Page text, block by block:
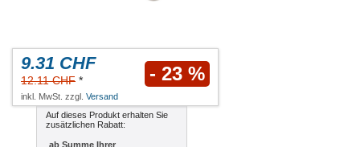
9.31 CHF
12.11 CHF * - 23 %
inkl. MwSt. zzgl. Versand
Auf dieses Produkt erhalten Sie
zusätzlichen Rabatt:
ab Summe Ihrer